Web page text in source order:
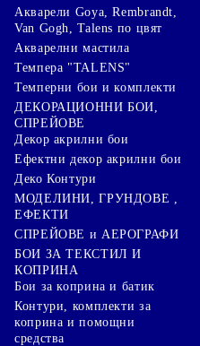
Акварели Goya, Rembrandt,
Van Gogh, Talens по цвят
Акварелни мастила
Темпера "TALENS"
Темперни бои и комплекти
ДЕКОРАЦИОННИ БОИ,
СПРЕЙОВЕ
Декор акрилни бои
Ефектни декор акрилни бои
Деко Контури
МОДЕЛИНИ, ГРУНДОВЕ ,
ЕФЕКТИ
СПРЕЙОВЕ и АЕРОГРАФИ
БОИ ЗА ТЕКСТИЛ И
КОПРИНА
Бои за коприна и батик
Контури, комплекти за
коприна и помощни
средства